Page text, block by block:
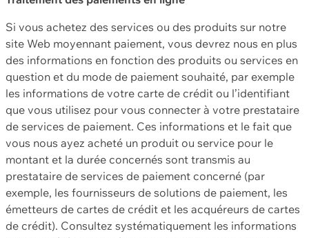
Si vous achetez des services ou des produits sur notre
site Web moyennant paiement, vous devrez nous en plus
des informations en fonction des produits ou services en
question et du mode de paiement souhaité, par exemple
les informations de votre carte de crédit ou l’identifiant
que vous utilisez pour vous connecter à votre prestataire
de services de paiement. Ces informations et le fait que
vous nous ayez acheté un produit ou service pour le
montant et la durée concernés sont transmis au
prestataire de services de paiement concerné (par
exemple, les fournisseurs de solutions de paiement, les
émetteurs de cartes de crédit et les acquéreurs de cartes
de crédit). Consultez systématiquement les informations